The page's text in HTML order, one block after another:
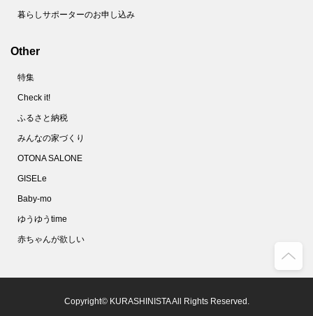
暮らしサポーターのお申し込み
Other
特集
Check it!
ふるさと納税
みんなの家づくり
OTONA SALONE
GISELe
Baby-mo
ゆうゆうtime
赤ちゃんが欲しい
Copyright© KURASHINISTA All Rights Reserved.